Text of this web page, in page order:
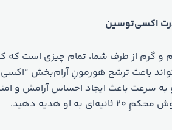
اکسی‌توسین
گرم از طرف شما، تمام چیزی است که
ثانیه‌ای، می‌تواند باعث ترشح هورمونِ
سرعت باعث ایجاد احساس آرامش و
او هدیه دهید.